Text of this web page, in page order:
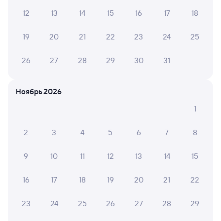
Самый быстрый
Дни следования
от 1 ⁠806 ⁠₽ 2 ⁠183 ⁠₽
058Х Проходящий 7,7
12:22 22:37
1 д 10 ч 15 м в пути
12 13 14 15 16 17 18
19 20 21 22 23 24 25
26 27 28 29 30 31
Ноябрь 2026
1
2 3 4 5 6 7 8
9 10 11 12 13 14 15
16 17 18 19 20 21 22
23 24 25 26 27 28 29